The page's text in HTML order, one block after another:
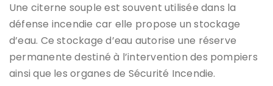
Une citerne souple est souvent utilisée dans la
défense incendie car elle propose un stockage
d’eau. Ce stockage d’eau autorise une réserve
permanente destiné à l’intervention des pompiers
ainsi que les organes de Sécurité Incendie.